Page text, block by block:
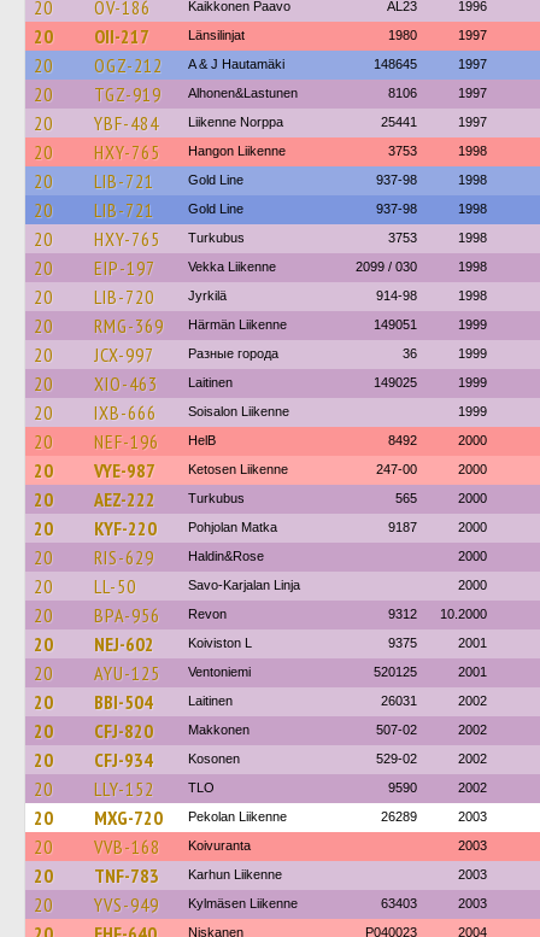
20 OV-186 Kaikkonen Paavo AL23 1996
20 OII-217 Länsilinjat 1980 1997
20 OGZ-212 A & J Hautamäki 148645 1997
20 TGZ-919 Alhonen&Lastunen 8106 1997
20 YBF-484 Liikenne Norppa 25441 1997
20 HXY-765 Hangon Liikenne 3753 1998
20 LIB-721 Gold Line 937-98 1998
20 LIB-721 Gold Line 937-98 1998
20 HXY-765 Turkubus 3753 1998
20 EIP-197 Vekka Liikenne 2099 / 030 1998
20 LIB-720 Jyrkilä 914-98 1998
20 RMG-369 Härmän Liikenne 149051 1999
20 JCX-997 Разные города 36 1999
20 XIO-463 Laitinen 149025 1999
20 IXB-666 Soisalon Liikenne 1999
20 NEF-196 HelB 8492 2000
20 VYE-987 Ketosen Liikenne 247-00 2000
20 AEZ-222 Turkubus 565 2000
20 KYF-220 Pohjolan Matka 9187 2000
20 RIS-629 Haldin&Rose 2000
20 LL-50 Savo-Karjalan Linja 2000
20 BPA-956 Revon 9312 10.2000
20 NEJ-602 Koiviston L 9375 2001
20 AYU-125 Ventoniemi 520125 2001
20 BBI-504 Laitinen 26031 2002
20 CFJ-820 Makkonen 507-02 2002
20 CFJ-934 Kosonen 529-02 2002
20 LLY-152 TLO 9590 2002
20 MXG-720 Pekolan Liikenne 26289 2003
20 VVB-168 Koivuranta 2003
20 TNF-783 Karhun Liikenne 2003
20 YVS-949 Kylmäsen Liikenne 63403 2003
Niskanen P040023 2004